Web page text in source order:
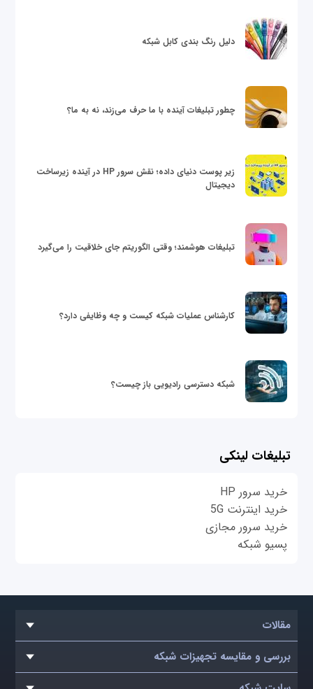
دلیل رنگ بندی کابل شبکه
چطور تبلیغات آینده با ما حرف می‌زند، نه به ما؟
زیر پوست دنیای داده؛ نقش سرور HP در آینده زیرساخت
دیجیتال
تبلیغات هوشمند؛ وقتی الگوریتم جای خلاقیت را می‌گیرد
کارشناس عملیات شبکه کیست و چه وظایفی دارد؟
شبکه دسترسی رادیویی باز چیست؟
تبلیغات لینکی
خرید سرور HP
خرید اینترنت 5G
خرید سرور مجازی
پسیو شبکه
مقالات
بررسی و مقایسه تجهیزات شبکه